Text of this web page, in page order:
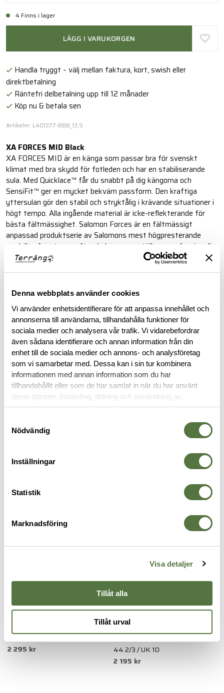
Denna webbplats använder cookies
Vi använder enhetsidentifierare för att anpassa innehållet och
annonserna till användarna, tillhandahålla funktioner för
sociala medier och analysera vår trafik. Vi vidarebefordrar
även sådana identifierare och annan information från din
enhet till de sociala medier och annons- och analysföretag
som vi samarbetar med. Dessa kan i sin tur kombinera
informationen med annan information som du har
tillhandahållit eller som de har samlat in när du har använt
deras tjänster. Insamling, delning och användning av
personuppgifter kan användas för personalisering av
Nödvändig
Inställningar
Statistik
Marknadsföring
Visa detaljer
Tillåt alla
Tillåt urval
4 Finns i lager
LÄGG I VARUKORGEN
Handla tryggt – välj mellan faktura, kort, swish eller
direktbetalning
Räntefri delbetalning upp till 12 månader
Köp nu & betala sen
Artikelnr: L401377-BBB_13,5
XA FORCES MID Black
XA FORCES MID är en känga som passar bra för svenskt
klimat med bra skydd för fotleden och har en stabiliserande
sula. Med Quicklace™ får du snabbt på dig kängorna och
SensiFit™ ger en mycket bekväm passform. Den kraftiga
yttersulan gör den stabil och stryktålig i krävande situationer i
högt tempo. Alla ingående material är icke-reflekterande för
bästa fältmässighet. Salomon Forces är en fältmässigt
anpassad produktserie av Salomons mest högpresterande
modeller, framtagna efter de krav som ställs av professionella
användare.
FINNS I FÖLJANDE FÄRGER
BESKRIVNING
KÄNGOR
XA FORCES Jungle Earth Brown
2 295 kr
SALOMON
SPEED ASSAULT 2 GTX Black
44 2/3 / UK 10
2 195 kr